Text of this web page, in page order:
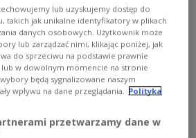
sporty zimowe Justyna Kowalczyk
Biegi narciarskie SPORT
lub uzyskujemy dostęp do
takich jak unikalne identyfikatory w plikach
danych osobowych. Użytkownik może
lub zarządzać nimi, klikając poniżej, jak
do sprzeciwu na podstawie prawnie
w dowolnym momencie na stronie
będą sygnalizowane naszym
wpływu na dane przeglądania. Polityka
przetwarzamy dane w